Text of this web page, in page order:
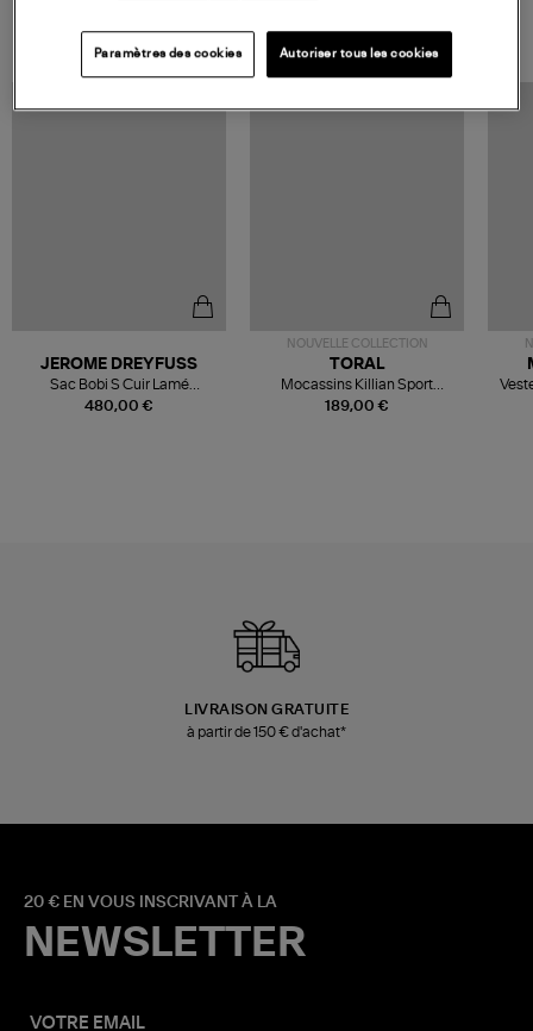
480,00 €
JEROME DREYFUSS
Sac Bobi S Cuir Lamé
Champagne
NOUVELLE COLLECTION
189,00 €
TORAL
Mocassins Killian Sport
Mousse
LIVRAISON GRATUITE
à partir de 150 € d'achat*
20 € EN VOUS INSCRIVANT À LA
NEWSLETTER
Paramètres des cookies Autoriser tous les cookies